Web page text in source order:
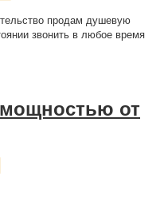
продам душевую
звонить в любое время
от